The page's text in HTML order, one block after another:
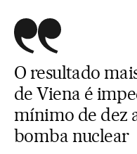
O resultado
de Viena é
mínimo de dez
bomba nuclear